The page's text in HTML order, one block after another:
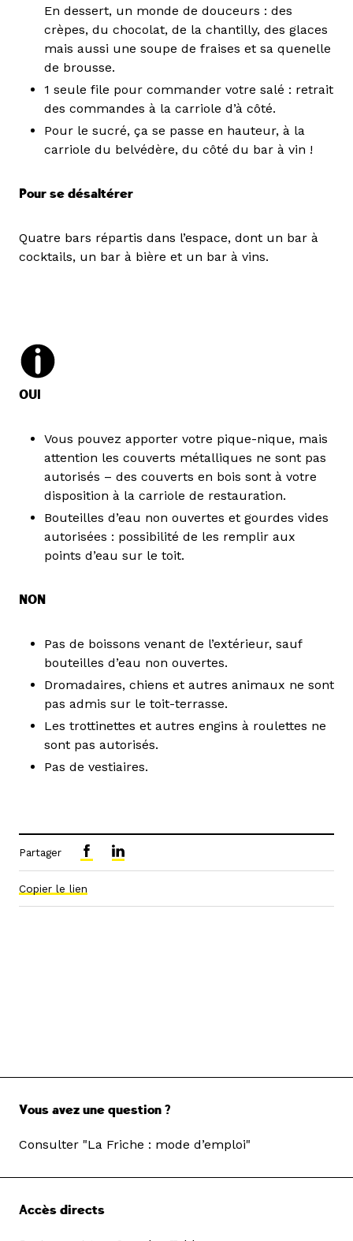
En dessert, un monde de douceurs : des
crèpes, du chocolat, de la chantilly, des glaces
mais aussi une soupe de fraises et sa quenelle
de brousse.
1 seule file pour commander votre salé : retrait
des commandes à la carriole d’à côté.
Pour le sucré, ça se passe en hauteur, à la
carriole du belvédère, du côté du bar à vin !
Pour se désaltérer
Quatre bars répartis dans l’espace, dont un bar à
cocktails, un bar à bière et un bar à vins.
OUI
Vous pouvez apporter votre pique-nique, mais
attention les couverts métalliques ne sont pas
autorisés – des couverts en bois sont à votre
disposition à la carriole de restauration.
Bouteilles d’eau non ouvertes et gourdes vides
autorisées : possibilité de les remplir aux
points d’eau sur le toit.
NON
Pas de boissons venant de l’extérieur, sauf
bouteilles d’eau non ouvertes.
Dromadaires, chiens et autres animaux ne sont
pas admis sur le toit-terrasse.
Les trottinettes et autres engins à roulettes ne
sont pas autorisés.
Pas de vestiaires.
Partager
Copier le lien
Vous avez une question ?
Consulter "La Friche : mode d’emploi"
Accès directs